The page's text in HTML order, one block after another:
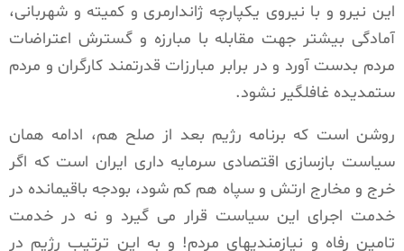
این نیرو و با نیروی یکپارچه ژاندارمری و کمیته و شهربانی،
آمادگی بیشتر جهت مقابله با مبارزه و گسترش اعتراضات
مردم بدست آورد و در برابر مبارزات قدرتمند کارگران و مردم
ستمدیده غافلگیر نشود.
روشن است که برنامه رژیم بعد از صلح هم، ادامه همان
سیاست بازسازی اقتصادی سرمایه داری ایران است که اگر
خرج و مخارج ارتش و سپاه هم کم شود، بودجه باقیمانده در
خدمت اجرای این سیاست قرار می گیرد و نه در خدمت
تامین رفاه و نیازمندیهای مردم! و به این ترتیب رژیم در